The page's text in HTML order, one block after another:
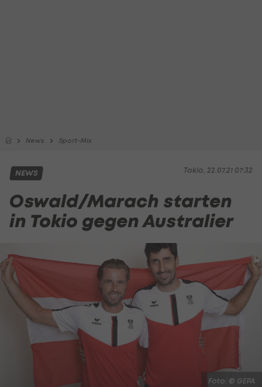
News Sport-Mix
Tokio, 22.07.21 07:32
NEWS
Oswald/Marach starten
in Tokio gegen Australier
Foto: © GEPA